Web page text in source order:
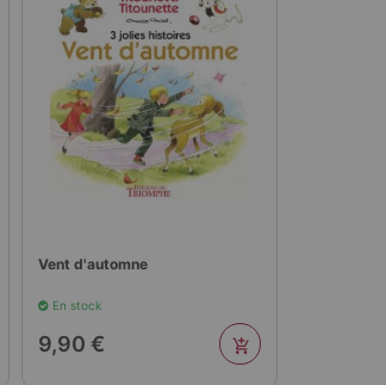
Vent d'automne
En stock
9,90 €